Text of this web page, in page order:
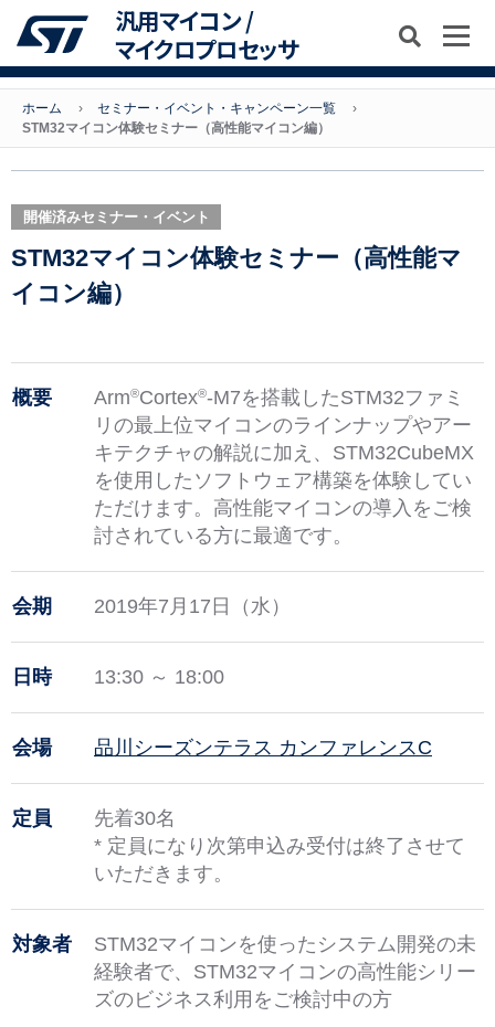
汎用マイコン /
マイクロプロセッサ
ホーム
セミナー・イベント・キャンペーン一覧
STM32マイコン体験セミナー（高性能マイコン編）
開催済みセミナー・イベント
STM32マイコン体験セミナー（高性能マ
イコン編）
概要 Arm®Cortex®-M7を搭載したSTM32ファミ
リの最上位マイコンのラインナップやアー
キテクチャの解説に加え、STM32CubeMX
を使用したソフトウェア構築を体験してい
ただけます。高性能マイコンの導入をご検
討されている方に最適です。
会期 2019年7月17日（水）
日時 13:30 ～ 18:00
会場 品川シーズンテラス カンファレンスC
定員
先着30名
* 定員になり次第申込み受付は終了させて
いただきます。
対象者
STM32マイコンを使ったシステム開発の未
経験者で、STM32マイコンの高性能シリー
ズのビジネス利用をご検討中の方